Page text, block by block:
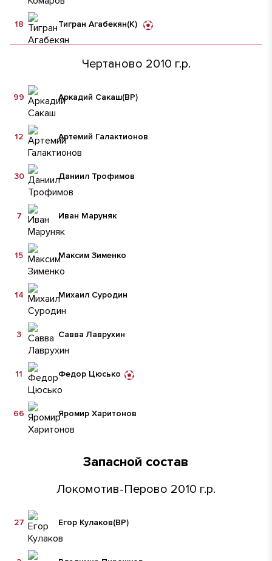
Тигран Агабекян(К)
18
Чертаново 2010 г.р.
Аркадий Сакаш(ВР)
99
Артемий Галактионов
12
Даниил Трофимов
30
Иван Маруняк
7
Максим Зименко
15
Михаил Суродин
14
Савва Лаврухин
3
Федор Цюсько
11
Яромир Харитонов
66
Запасной состав
Локомотив-Перово 2010 г.р.
Егор Кулаков(ВР)
27